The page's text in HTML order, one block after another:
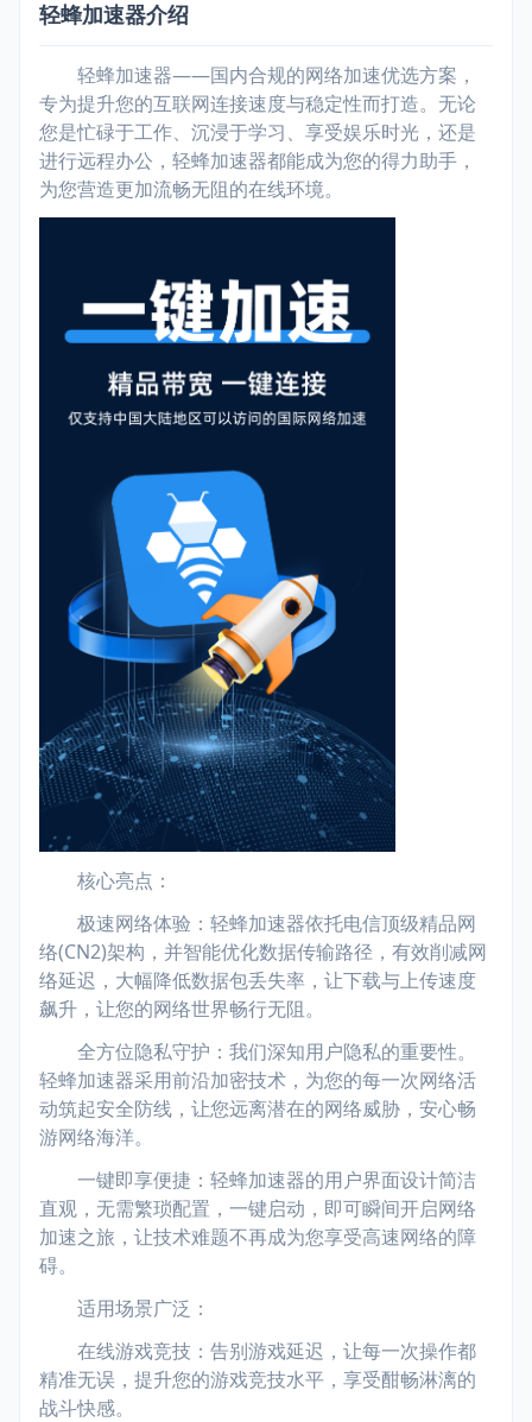
轻蜂加速器介绍
轻蜂加速器——国内合规的网络加速优选方案，
专为提升您的互联网连接速度与稳定性而打造。无论
您是忙碌于工作、沉浸于学习、享受娱乐时光，还是
进行远程办公，轻蜂加速器都能成为您的得力助手，
为您营造更加流畅无阻的在线环境。
核心亮点：
极速网络体验：轻蜂加速器依托电信顶级精品网
络(CN2)架构，并智能优化数据传输路径，有效削减网
络延迟，大幅降低数据包丢失率，让下载与上传速度
飙升，让您的网络世界畅行无阻。
全方位隐私守护：我们深知用户隐私的重要性。
轻蜂加速器采用前沿加密技术，为您的每一次网络活
动筑起安全防线，让您远离潜在的网络威胁，安心畅
游网络海洋。
一键即享便捷：轻蜂加速器的用户界面设计简洁
直观，无需繁琐配置，一键启动，即可瞬间开启网络
加速之旅，让技术难题不再成为您享受高速网络的障
碍。
适用场景广泛：
在线游戏竞技：告别游戏延迟，让每一次操作都
精准无误，提升您的游戏竞技水平，享受酣畅淋漓的
战斗快感。